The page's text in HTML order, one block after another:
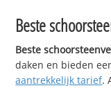
Beste
Beste
daken en bieden
aantrekkelijk tarief.